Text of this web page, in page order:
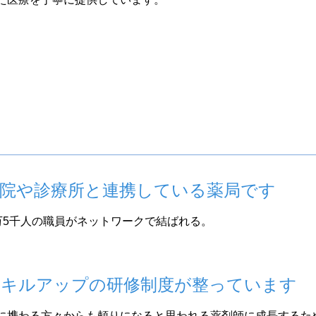
や診療所と連携している薬局です
人の職員がネットワークで結ばれる。
ルアップの研修制度が整っています